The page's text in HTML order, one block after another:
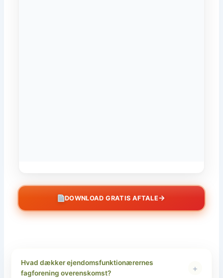
DOWNLOAD GRATIS AFTALE→
Hvad dækker ejendomsfunktionærernes
fagforening overenskomst?
+